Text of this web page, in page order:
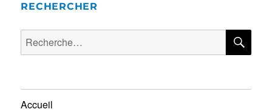
RECHERCHER
Recherche
pour :
Accueil